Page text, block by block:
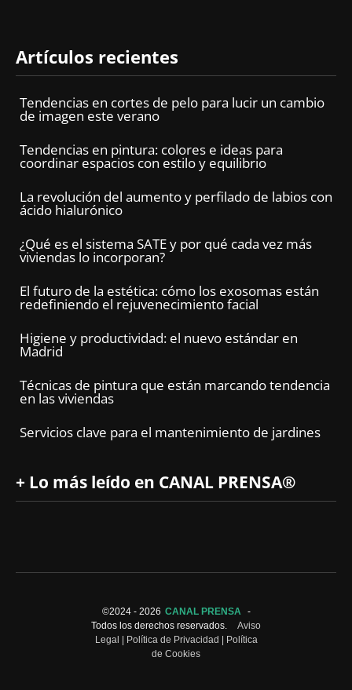
Artículos recientes
Tendencias en cortes de pelo para lucir un cambio
de imagen este verano
Tendencias en pintura: colores e ideas para
coordinar espacios con estilo y equilibrio
La revolución del aumento y perfilado de labios con
ácido hialurónico
¿Qué es el sistema SATE y por qué cada vez más
viviendas lo incorporan?
El futuro de la estética: cómo los exosomas están
redefiniendo el rejuvenecimiento facial
Higiene y productividad: el nuevo estándar en
Madrid
Técnicas de pintura que están marcando tendencia
en las viviendas
Servicios clave para el mantenimiento de jardines
+ Lo más leído en CANAL PRENSA®
©2024 - 2026 CANAL PRENSA
-
Todos los derechos reservados.
Aviso
Legal | Política de Privacidad | Política
de Cookies